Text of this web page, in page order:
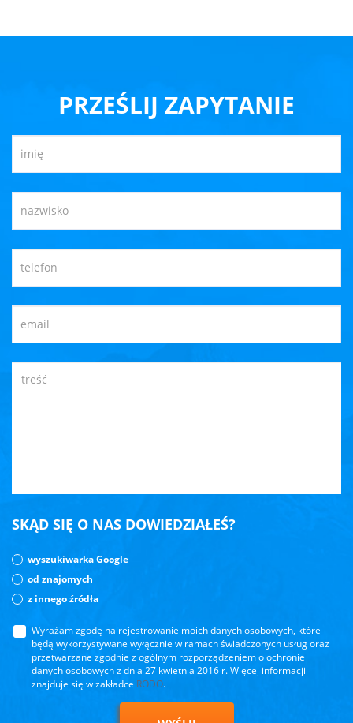
PRZEŚLIJ ZAPYTANIE
SKĄD SIĘ O NAS DOWIEDZIAŁEŚ?
wyszukiwarka Google
od znajomych
z innego źródła
Wyrażam zgodę na rejestrowanie moich danych osobowych, które
będą wykorzystywane wyłącznie w ramach świadczonych usług oraz
przetwarzane zgodnie z ogólnym rozporządzeniem o ochronie
danych osobowych z dnia 27 kwietnia 2016 r. Więcej informacji
znajduje się w zakładce RODO.